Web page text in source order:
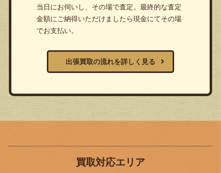
当日にお伺いし、その場で査定。最終的な査定
金額にご納得いただけましたら現金にてその場
でお支払い。
出張買取の流れを詳しく見る
買取対応エリア